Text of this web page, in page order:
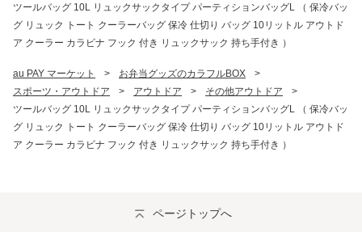
ツールバッグ 10L リュックサックタイプ パーティションバッグL （ 保冷バッ
グ リュック トート クーラーバッグ 保冷 仕切り バッグ 10リットル アウトド
ア クーラー カラビナ フック 付き リュックサック 持ち手付き ）
au PAY マーケット > お弁当グッズのカラフルBOX
>
スポーツ・アウトドア
> アウトドア > その他アウトドア
>
ツールバッグ 10L リュックサックタイプ パーティションバッグL （ 保冷バッ
グ リュック トート クーラーバッグ 保冷 仕切り バッグ 10リットル アウトド
ア クーラー カラビナ フック 付き リュックサック 持ち手付き ）
ページトップへ